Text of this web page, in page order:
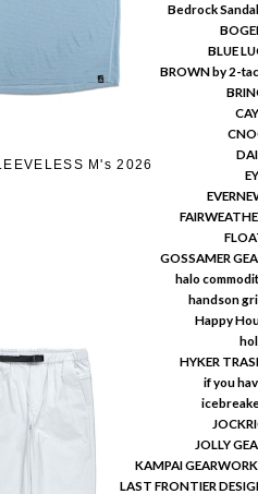
Bedrock
BLUE
BROWN by 2-
GOSSAMER
halo
handson
Happy
HYKER
if you
JOLLY
KAMPAI
LAST FRONTIER
M's 2026